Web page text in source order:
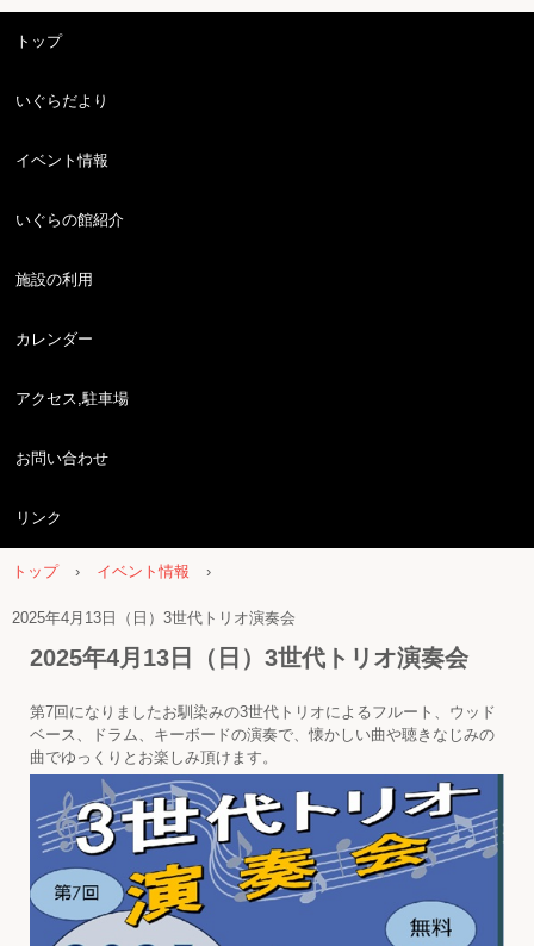
トップ
いぐらだより
イベント情報
いぐらの館紹介
施設の利用
カレンダー
アクセス,駐車場
お問い合わせ
リンク
トップ › イベント情報 ›
2025年4月13日（日）3世代トリオ演奏会
2025年4月13日（日）3世代トリオ演奏会
第7回になりましたお馴染みの3世代トリオによるフルート、ウッド
ベース、ドラム、キーボードの演奏で、懐かしい曲や聴きなじみの
曲でゆっくりとお楽しみ頂けます。